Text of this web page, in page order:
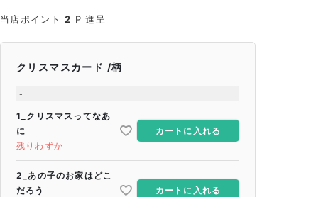
当店ポイント 2 P 進呈
クリスマスカード 柄
-
1_クリスマスってなあ
に
残りわずか
カートに入れる
2_あの子のお家はどこ
だろう
カートに入れる